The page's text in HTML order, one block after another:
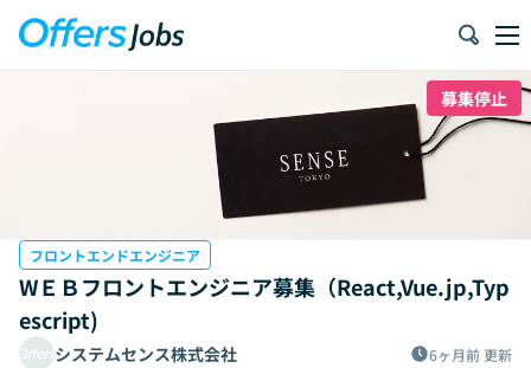
募集停止
フロントエンドエンジニア
WＥＢフロントエンジニア募集（React,Vue.jp,Typ
escript)
システムセンス株式会社 6ヶ月前 更新